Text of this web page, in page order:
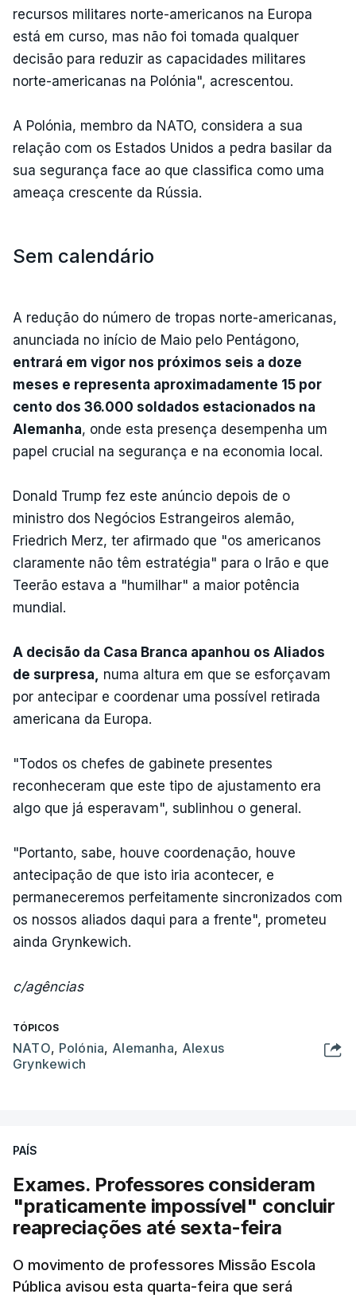
recursos militares norte-americanos na Europa
está em curso, mas não foi tomada qualquer
decisão para reduzir as capacidades militares
norte-americanas na Polónia", acrescentou.
A Polónia, membro da NATO, considera a sua
relação com os Estados Unidos a pedra basilar da
sua segurança face ao que classifica como uma
ameaça crescente da Rússia.
Sem calendário
A redução do número de tropas norte-americanas,
anunciada no início de Maio pelo Pentágono,
entrará em vigor nos próximos seis a doze
meses e representa aproximadamente 15 por
cento dos 36.000 soldados estacionados na
Alemanha, onde esta presença desempenha um
papel crucial na segurança e na economia local.
Donald Trump fez este anúncio depois de o
ministro dos Negócios Estrangeiros alemão,
Friedrich Merz, ter afirmado que "os americanos
claramente não têm estratégia" para o Irão e que
Teerão estava a "humilhar" a maior potência
mundial.
A decisão da Casa Branca apanhou os Aliados
de surpresa,
numa altura em que se esforçavam
por antecipar e coordenar uma possível retirada
americana da Europa.
"Todos os chefes de gabinete presentes
reconheceram que este tipo de ajustamento era
algo que já esperavam", sublinhou o general.
"Portanto, sabe, houve coordenação, houve
antecipação de que isto iria acontecer, e
permaneceremos perfeitamente sincronizados com
os nossos aliados daqui para a frente", prometeu
ainda Grynkewich.
c/agências
TÓPICOS
NATO, Polónia, Alemanha, Alexus
Grynkewich
PAÍS
Exames. Professores consideram
"praticamente impossível" concluir
reapreciações até sexta-feira
O movimento de professores Missão Escola
Pública avisou esta quarta-feira que será